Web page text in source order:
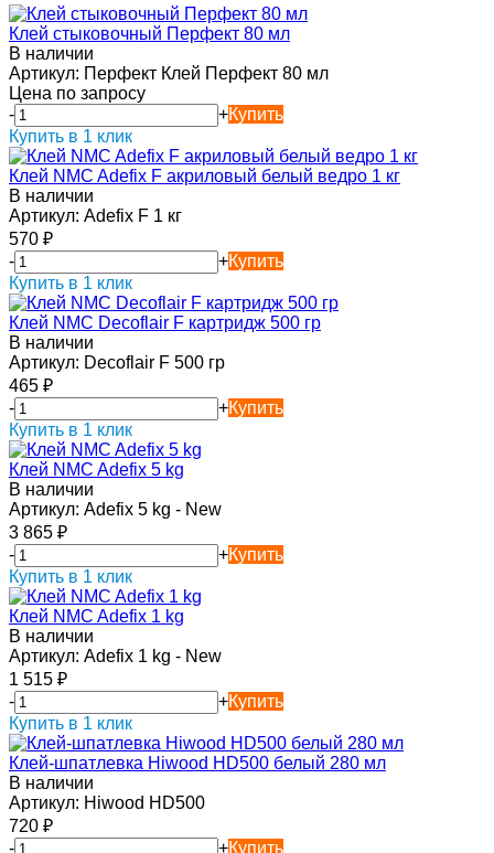
Клей стыковочный Перфект 80 мл
В наличии
Артикул: Перфект Клей Перфект 80 мл
Цена по запросу
-
+Купить
Купить в 1 клик
Клей NMC Adefix F акриловый белый ведро 1 кг
В наличии
Артикул: Adefix F 1 кг
570 ₽
-
+Купить
Купить в 1 клик
Клей NMC Decoflair F картридж 500 гр
В наличии
Артикул: Decoflair F 500 гр
465 ₽
-
+Купить
Купить в 1 клик
Клей NMC Adefix 5 kg
В наличии
Артикул: Adefix 5 kg - New
3 865 ₽
-
+Купить
Купить в 1 клик
Клей NMC Adefix 1 kg
В наличии
Артикул: Adefix 1 kg - New
1 515 ₽
-
+Купить
Купить в 1 клик
Клей-шпатлевка Hiwood HD500 белый 280 мл
В наличии
Артикул: Hiwood HD500
720 ₽
-
+Купить